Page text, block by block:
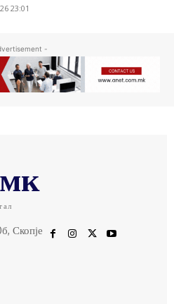
23:01
-
Скопје